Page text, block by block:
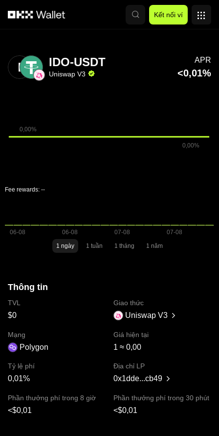
Kết nối ví
IDO-USDT
Uniswap V3
APR
<0,01%
Fee rewards: --
1 ngày 1 tuần 1 tháng 1 năm
Thông tin
TVL
$0
Giao thức
Uniswap V3
Mạng
Polygon
Giá hiện tại
1 ≈ 0,00
Tỷ lệ phí
0,01%
Địa chỉ LP
0x1dde...cb49
Phần thưởng phí trong 8 giờ
<$0,01
Phần thưởng phí trong 30 phút
<$0,01